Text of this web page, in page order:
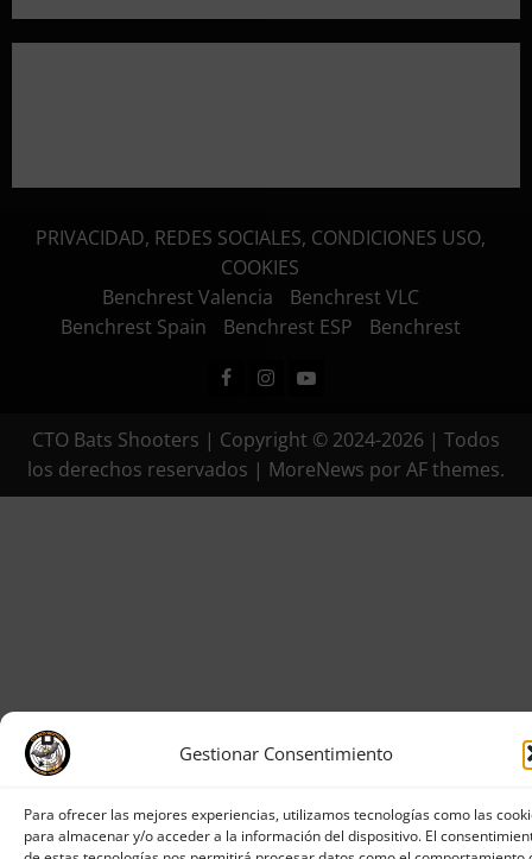
Gestionar Consentimiento
Para ofrecer las mejores experiencias, utilizamos tecnologías como las
para almacenar y/o acceder a la información del dispositivo. El
PRIVACIDAD, REDES SOCIALES, CONDICIONES USO,
COOKIES
Benchrest Valencia
Benchrest VLC
Benchrest Spain
Benchrest ESP Benchrest
Facebook
Instagram
Youtube
CTO Bats Shooters | Copyright © 2024-2026 | Todos
los derechos reservados | MoreNews por AF themes.